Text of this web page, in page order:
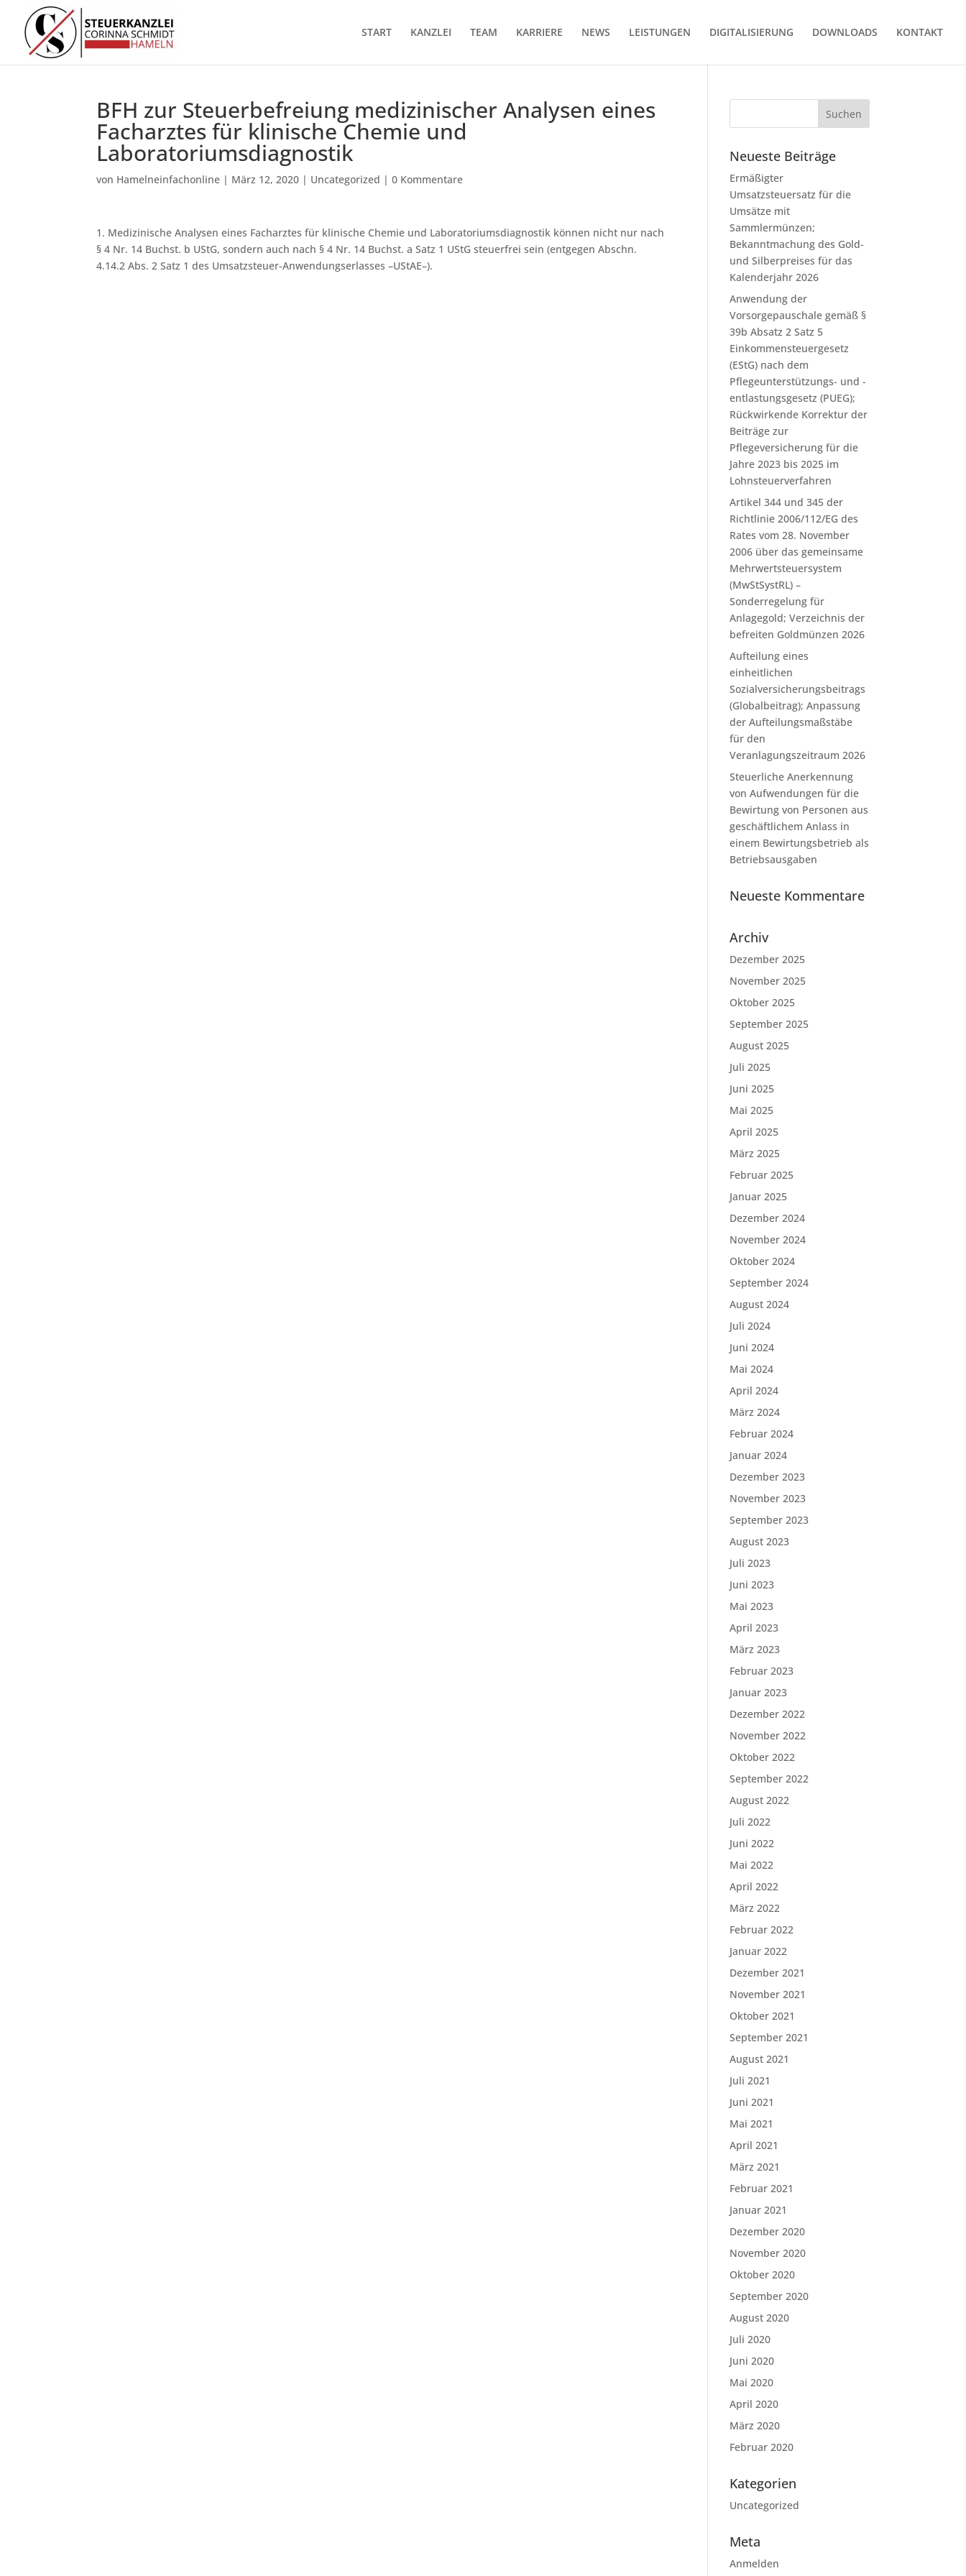
START KANZLEI TEAM KARRIERE NEWS LEISTUNGEN DIGITALISIERUNG DOWNLOADS KONTAKT
BFH zur Steuerbefreiung medizinischer Analysen eines
Facharztes für klinische Chemie und
Laboratoriumsdiagnostik
von Hamelneinfachonline | März 12, 2020 | Uncategorized |0 Kommentare
1. Medizinische Analysen eines Facharztes für klinische Chemie und Laboratoriumsdiagnostik können nicht nur nach
§ 4 Nr. 14 Buchst. b UStG, sondern auch nach § 4 Nr. 14 Buchst. a Satz 1 UStG steuerfrei sein (entgegen Abschn.
4.14.2 Abs. 2 Satz 1 des Umsatzsteuer-Anwendungserlasses –UStAE–).
Neueste Beiträge
Ermäßigter
Umsatzsteuersatz für die
Umsätze mit
Sammlermünzen;
Bekanntmachung des Gold-
und Silberpreises für das
Kalenderjahr 2026
Anwendung der
Vorsorgepauschale gemäß §
39b Absatz 2 Satz 5
Einkommensteuergesetz
(EStG) nach dem
Pflegeunterstützungs- und -
entlastungsgesetz (PUEG);
Rückwirkende Korrektur der
Beiträge zur
Pflegeversicherung für die
Jahre 2023 bis 2025 im
Lohnsteuerverfahren
Artikel 344 und 345 der
Richtlinie 2006/112/EG des
Rates vom 28. November
2006 über das gemeinsame
Mehrwertsteuersystem
(MwStSystRL) –
Sonderregelung für
Anlagegold; Verzeichnis der
befreiten Goldmünzen 2026
Aufteilung eines
einheitlichen
Sozialversicherungsbeitrags
(Globalbeitrag); Anpassung
der Aufteilungsmaßstäbe
für den
Veranlagungszeitraum 2026
Steuerliche Anerkennung
von Aufwendungen für die
Bewirtung von Personen aus
geschäftlichem Anlass in
einem Bewirtungsbetrieb als
Betriebsausgaben
Neueste Kommentare
Archiv
Dezember 2025
November 2025
Oktober 2025
September 2025
August 2025
Juli 2025
Juni 2025
Mai 2025
April 2025
März 2025
Februar 2025
Januar 2025
Dezember 2024
November 2024
Oktober 2024
September 2024
August 2024
Juli 2024
Juni 2024
Mai 2024
April 2024
März 2024
Februar 2024
Januar 2024
Dezember 2023
November 2023
September 2023
August 2023
Juli 2023
Juni 2023
Mai 2023
April 2023
März 2023
Februar 2023
Januar 2023
Dezember 2022
November 2022
Oktober 2022
September 2022
August 2022
Juli 2022
Juni 2022
Mai 2022
April 2022
März 2022
Februar 2022
Januar 2022
Dezember 2021
November 2021
Oktober 2021
September 2021
August 2021
Juli 2021
Juni 2021
Mai 2021
April 2021
März 2021
Februar 2021
Januar 2021
Dezember 2020
November 2020
Oktober 2020
September 2020
August 2020
Juli 2020
Juni 2020
Mai 2020
April 2020
März 2020
Februar 2020
Kategorien
Uncategorized
Meta
Anmelden